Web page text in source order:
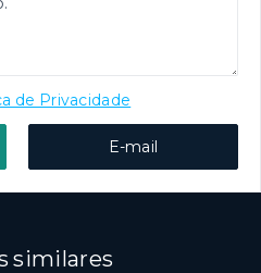
de Privacidade
E-mail
similares